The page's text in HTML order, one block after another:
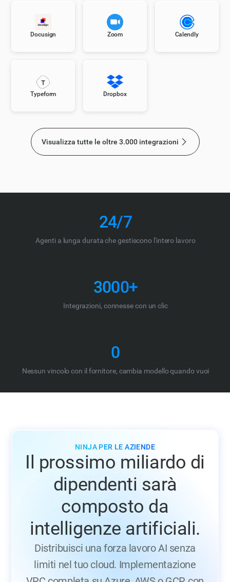
Docusign Zoom Calendly
Typeform Dropbox
Visualizza tutte le oltre 3.000 integrazioni
24/7
Agenti a lunga durata che gestiscono l'intero lavoro
3000+
Integrazioni, connesse con un clic
0
Nessun vincolo con il fornitore, cambia modello quando vuoi
NINJA PER LE AZIENDE
Il prossimo miliardo di
dipendenti sarà
composto da
intelligenze artificiali.
Distribuisci una forza lavoro AI senza
limiti nel tuo cloud. Implementazione